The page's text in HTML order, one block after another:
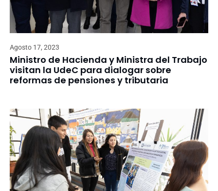
Agosto 17, 2023
Ministro de Hacienda y Ministra del Trabajo
visitan la UdeC para dialogar sobre
reformas de pensiones y tributaria